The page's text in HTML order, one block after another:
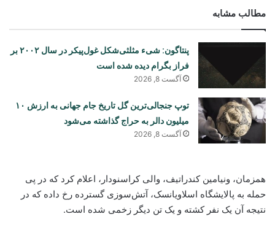
مطالب مشابه
پنتاگون: شیء مثلثی‌شکل غول‌پیکر در سال ۲۰۰۲ بر
فراز بگرام دیده شده است
آگست 8, 2026
توپ جنجالی‌ترین گل تاریخ جام جهانی به ارزش ۱۰
میلیون دالر به حراج گذاشته می‌شود
آگست 8, 2026
همزمان، ونیامین کندراتیف، والی کراسنودار، اعلام کرد که در پی
حمله به پالایشگاه اسلاویانسک، آتش‌سوزی گسترده رخ داده که در
نتیجه آن یک نفر کشته و یک تن دیگر زخمی شده است.